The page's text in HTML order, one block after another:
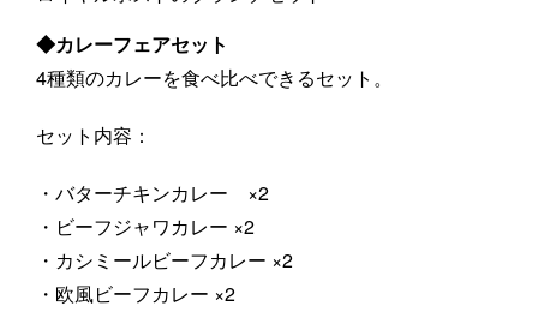
◆カレーフェアセット
4種類のカレーを食べ比べできるセット。
セット内容：
・バターチキンカレー ×2
・ビーフジャワカレー ×2
・カシミールビーフカレー ×2
・欧風ビーフカレー ×2